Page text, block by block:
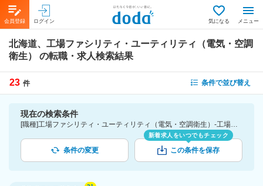
会員登録 ログイン 気になる メニュー
北海道、工場ファシリティ・ユーティリティ（電気・空調
衛生）
の転職・求人検索結果
23 件 条件で並び替え
現在の検索条件
[職種]工場ファシリティ・ユーティリティ（電気・空調衛生）-工場ファシリティ・ユーティリティ・労働安全衛生 [勤務地]北海道
条件の変更
新着求人をいつでもチェック
この条件を保存